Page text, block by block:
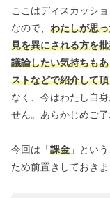
ここはディスカッシ
なので、 わたしが思
見を異にされる方を
議論したい気持ちも
ストなどで紹介して
なく、今はわたし自
せん。あらかじめご了
今回は「課金 」という
ため前置きしておきま